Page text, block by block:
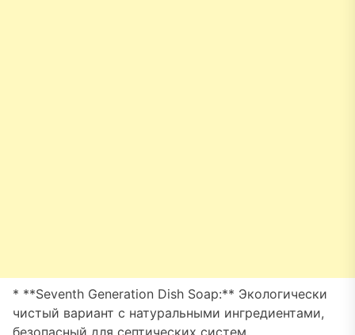
* **Seventh Generation Dish Soap:** Экологически
чистый вариант с натуральными ингредиентами,
безопасный для септических систем.